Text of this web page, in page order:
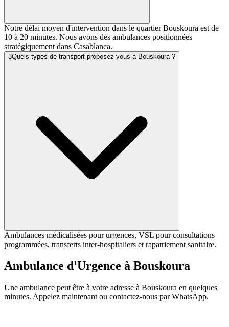
Notre délai moyen d'intervention dans le quartier Bouskoura est de
10 à 20 minutes. Nous avons des ambulances positionnées
stratégiquement dans Casablanca.
3Quels types de transport proposez-vous à Bouskoura ?
Ambulances médicalisées pour urgences, VSL pour consultations
programmées, transferts inter-hospitaliers et rapatriement sanitaire.
Ambulance d'Urgence à Bouskoura
Une ambulance peut être à votre adresse à Bouskoura en quelques
minutes. Appelez maintenant ou contactez-nous par WhatsApp.